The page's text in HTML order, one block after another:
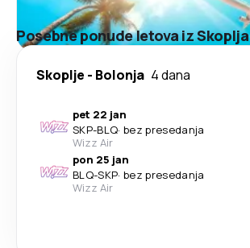
Posebne ponude letova iz Skoplja
Skoplje - Bolonja 4 dana
pet 22 jan
SKP-BLQ· bez presedanja
Wizz Air
pon 25 jan
BLQ-SKP· bez presedanja
Wizz Air